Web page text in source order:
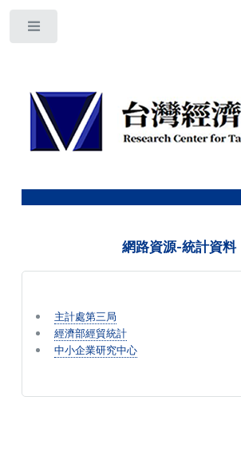
網路資源-統計資料
主計處第三局
經濟部經貿統計
中小企業研究中心